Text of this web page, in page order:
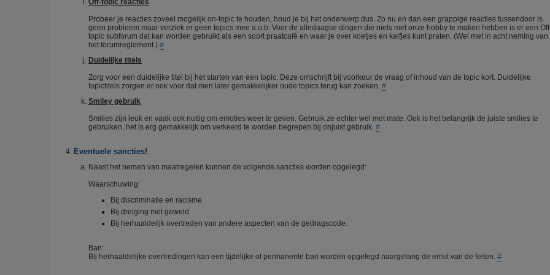
Probeer je reacties zoveel mogelijk on-topic te houden, houd je bij het onderwerp dus. Zo nu en dan een grappige reacties tussendoor is
geen probleem maar verziek er geen topics mee a.u.b. Voor de alledaagse dingen die niets met onze hobby te maken hebben is er een
topic subforum dat kan worden gebruikt als een soort praatcafé en waar je over koetjes en kalfjes kunt praten. (Wel met in acht neming van
het forumreglement.) #
Duidelijke titels
Zorg voor een duidelijke titel bij het starten van een topic. Deze omschrijft bij voorkeur de vraag of inhoud van de topic kort. Duidelijke
topictitels zorgen er ook voor dat men later gemakkelijker oude topics terug kan zoeken. #
Smiley gebruik
Smilies zijn leuk en vaak ook nuttig om emoties weer te geven. Gebruik ze echter wel met mate. Ook is het belangrijk de juiste smilies te
gebruiken, het is erg gemakkelijk om verkeerd te worden begrepen bij onjuist gebruik. #
Eventuele sancties!
Naast het nemen van maatregelen kunnen de volgende sancties worden opgelegd:
Waarschuwing:
Bij discriminatie en racisme
Bij dreiging met geweld
Bij herhaaldelijk overtreden van andere aspecten van de gedragscode.
Ban:
Bij herhaaldelijke overtredingen kan een tijdelijke of permanente ban worden opgelegd naargelang de ernst van de feiten. #